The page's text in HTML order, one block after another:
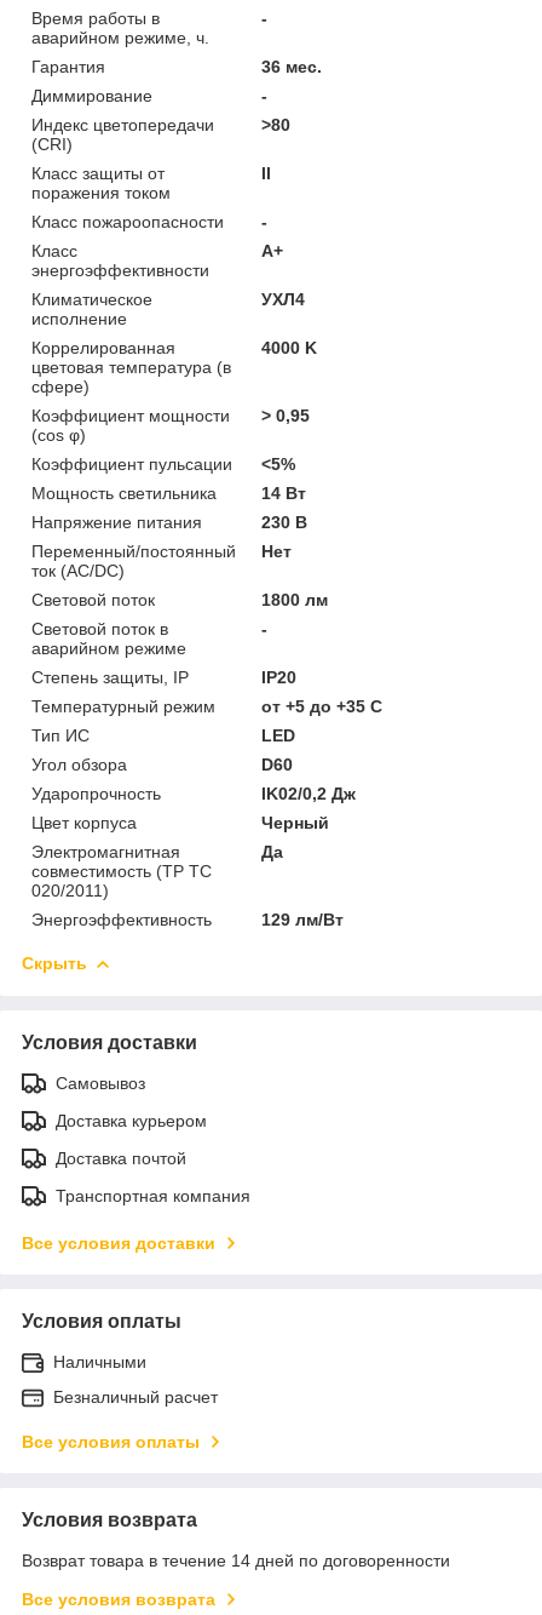
Время работы в
аварийном режиме, ч.
-
Гарантия
36 мес.
Диммирование
-
Индекс цветопередачи
(CRI)
>80
Класс защиты от
поражения током
II
Класс пожароопасности
-
Класс
энергоэффективности
A+
Климатическое
исполнение
УХЛ4
Коррелированная
цветовая температура (в
сфере)
4000 K
Коэффициент мощности
(cos φ)
> 0,95
Коэффициент пульсации
<5%
Мощность светильника
14 Вт
Напряжение питания
230 В
Переменный/постоянный
ток (AC/DC)
Нет
Световой поток
1800 лм
Световой поток в
аварийном режиме
-
Степень защиты, IP
IP20
Температурный режим
от +5 до +35 C
Тип ИС
LED
Угол обзора
D60
Ударопрочность
IK02/0,2 Дж
Цвет корпуса
Черный
Электромагнитная
совместимость (ТР ТС
020/2011)
Да
Энергоэффективность 129 лм/Вт
Скрыть
Условия доставки
Самовывоз
Доставка курьером
Доставка почтой
Транспортная компания
Все условия доставки
Условия оплаты
Наличными
Безналичный расчет
Все условия оплаты
Условия возврата
Возврат товара в течение 14 дней по договоренности
Все условия возврата